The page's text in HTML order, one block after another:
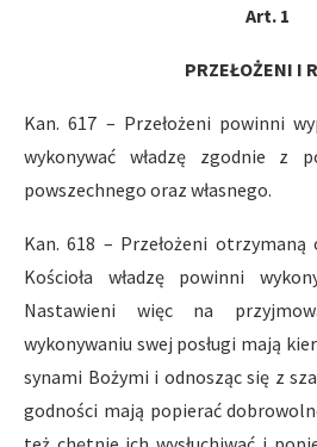
Art. 1
PRZEŁOŻENI I
Kan. 617 – Przełożeni powinni
wykonywać władzę zgodnie z
powszechnego oraz własnego.
Kan. 618 – Przełożeni otrzymaną
Kościoła władzę powinni
Nastawieni więc na
wykonywaniu swej posługi mają
synami Bożymi i odnosząc się z
godności mają popierać